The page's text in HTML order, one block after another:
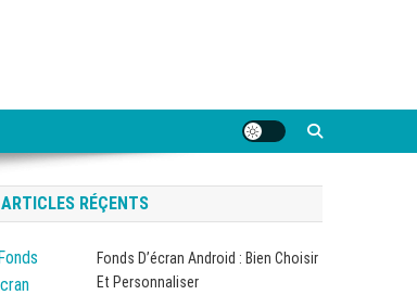
ARTICLES RÉÇENTS
Fonds D’écran Android : Bien Choisir
Et Personnaliser